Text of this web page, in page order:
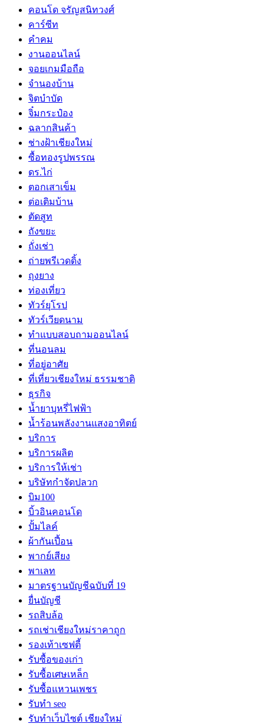
คอนโด จรัญสนิทวงศ์
คาร์ซีท
คำคม
งานออนไลน์
จอยเกมมือถือ
จำนองบ้าน
จิตบำบัด
จิ๋มกระป๋อง
ฉลากสินค้า
ช่างฝ้าเชียงใหม่
ซื้อทองรูปพรรณ
ดร.ไก่
ตอกเสาเข็ม
ต่อเติมบ้าน
ตัดสูท
ถังขยะ
ถั่งเช่า
ถ่ายพรีเวดดิ้ง
ถุงยาง
ท่องเที่ยว
ทัวร์ยุโรป
ทัวร์เวียดนาม
ทำแบบสอบถามออนไลน์
ที่นอนลม
ที่อยู่อาศัย
ที่เที่ยวเชียงใหม่ ธรรมชาติ
ธุรกิจ
น้ำยาบุหรี่ไฟฟ้า
น้ำร้อนพลังงานแสงอาทิตย์
บริการ
บริการผลิต
บริการให้เช่า
บริษัทกำจัดปลวก
บิม100
บิ้วอินคอนโด
ปั้มไลค์
ผ้ากันเปี้อน
พากย์เสียง
พาเลท
มาตรฐานบัญชีฉบับที่ 19
ยื่นบัญชี
รถสิบล้อ
รถเช่าเชียงใหม่ราคาถูก
รองเท้าเซฟตี้
รับซื้อของเก่า
รับซื้อเศษเหล็ก
รับซื้อแหวนเพชร
รับทำ seo
รับทำเว็บไซต์ เชียงใหม่